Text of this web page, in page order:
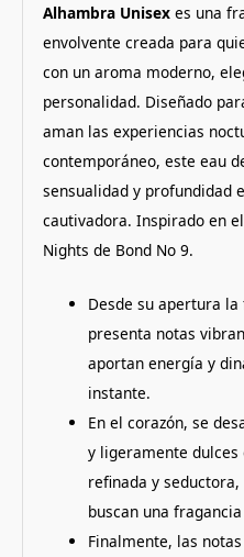
Alhambra Unisexes una
envolvente creada para
con un aroma moderno,
personalidad. Diseñado
aman las experiencias
contemporáneo, este eau
sensualidad y profundidad
cautivadora. Inspirado en
Nights de Bond No 9.
Desde su apertura
presenta notas
aportan energía y
instante.
En el corazón, se
y ligeramente dulces
refinada y
buscan una
Finalmente, las